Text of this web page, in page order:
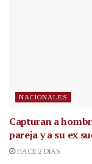
NACIONALES
Capturan a
pareja y a su ex
HACE 2 DÍAS